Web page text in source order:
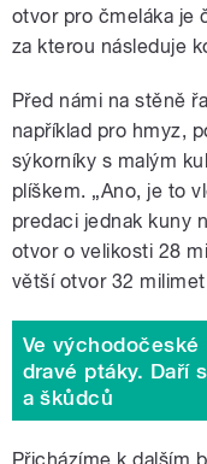
otvor pro čmeláka je
za kterou následuje
Před námi na stěně
například pro hmyz,
sýkorníky s malým
plíškem. „Ano, je to
predaci jednak kuny
otvor o velikosti 28
větší otvor 32
Ve
dravé ptáky. Daří
a škůdců